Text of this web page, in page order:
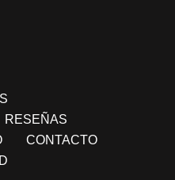
RESEÑAS
CONTACTO